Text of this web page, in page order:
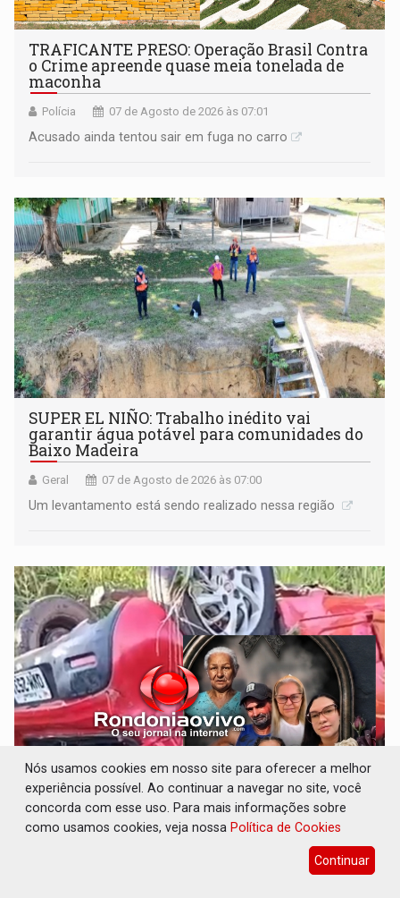
TRAFICANTE PRESO: Operação Brasil Contra
o Crime apreende quase meia tonelada de
maconha
Polícia 07 de Agosto de 2026 às 07:01
Acusado ainda tentou sair em fuga no carro
SUPER EL NIÑO: Trabalho inédito vai
garantir água potável para comunidades do
Baixo Madeira
Geral 07 de Agosto de 2026 às 07:00
Um levantamento está sendo realizado nessa região
FAMÍLIA MORREU: Identificadas as cinco
vítimas de acidente na BR-364, entre elas
uma criança
Estavam indo aproveitar o feriadão prolongado na casa
Nós usamos cookies em nosso site para oferecer a melhor
experiência possível. Ao continuar a navegar no site, você
concorda com esse uso. Para mais informações sobre
como usamos cookies, veja nossa Política de Cookies
Continuar